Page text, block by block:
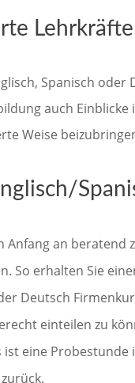
Spanisch
auch
Weise
an beratend
So erhalten Sie
Deutsch
einteilen zu
eine